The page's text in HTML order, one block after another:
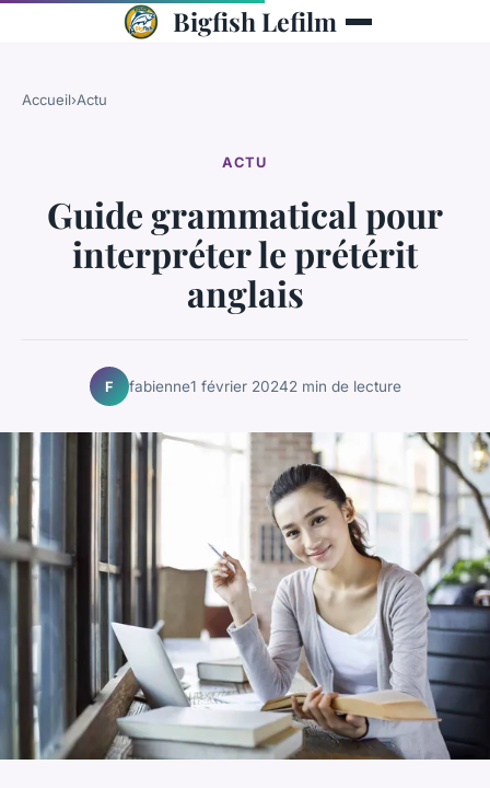
Bigfish Lefilm
Accueil›Actu
ACTU
Guide grammatical pour
interpréter le prétérit
anglais
F fabienne1 février 20242 min de lecture